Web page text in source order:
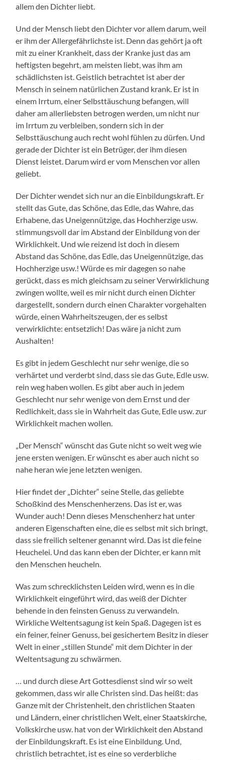
allem den Dichter liebt.
Und der Mensch liebt den Dichter vor allem darum, weil
er ihm der Allergefährlichste ist. Denn das gehört ja oft
mit zu einer Krankheit, dass der Kranke just das am
heftigsten begehrt, am meisten liebt, was ihm am
schädlichsten ist. Geistlich betrachtet ist aber der
Mensch in seinem natürlichen Zustand krank. Er ist in
einem Irrtum, einer Selbsttäuschung befangen, will
daher am allerliebsten betrogen werden, um nicht nur
im Irrtum zu verbleiben, sondern sich in der
Selbsttäuschung auch recht wohl fühlen zu dürfen. Und
gerade der Dichter ist ein Betrüger, der ihm diesen
Dienst leistet. Darum wird er vom Menschen vor allen
geliebt.
Der Dichter wendet sich nur an die Einbildungskraft. Er
stellt das Gute, das Schöne, das Edle, das Wahre, das
Erhabene, das Uneigennützige, das Hochherzige usw.
stimmungsvoll dar im Abstand der Einbildung von der
Wirklichkeit. Und wie reizend ist doch in diesem
Abstand das Schöne, das Edle, das Uneigennützige, das
Hochherzige usw.! Würde es mir dagegen so nahe
gerückt, dass es mich gleichsam zu seiner Verwirklichung
zwingen wollte, weil es mir nicht durch einen Dichter
dargestellt, sondern durch einen Charakter vorgehalten
würde, einen Wahrheitszeugen, der es selbst
verwirklichte: entsetzlich! Das wäre ja nicht zum
Aushalten!
Es gibt in jedem Geschlecht nur sehr wenige, die so
verhärtet und verderbt sind, dass sie das Gute, Edle usw.
rein weg haben wollen. Es gibt aber auch in jedem
Geschlecht nur sehr wenige von dem Ernst und der
Redlichkeit, dass sie in Wahrheit das Gute, Edle usw. zur
Wirklichkeit machen wollen.
„Der Mensch“ wünscht das Gute nicht so weit weg wie
jene ersten wenigen. Er wünscht es aber auch nicht so
nahe heran wie jene letzten wenigen.
Hier findet der „Dichter“ seine Stelle, das geliebte
Schoßkind des Menschenherzens. Das ist er, was
Wunder auch! Denn dieses Menschenherz hat unter
anderen Eigenschaften eine, die es selbst mit sich bringt,
dass sie freilich seltener genannt wird. Das ist die feine
Heuchelei. Und das kann eben der Dichter, er kann mit
den Menschen heucheln.
Was zum schrecklichsten Leiden wird, wenn es in die
Wirklichkeit eingeführt wird, das weiß der Dichter
behende in den feinsten Genuss zu verwandeln.
Wirkliche Weltentsagung ist kein Spaß. Dagegen ist es
ein feiner, feiner Genuss, bei gesichertem Besitz in dieser
Welt in einer „stillen Stunde“ mit dem Dichter in der
Weltentsagung zu schwärmen.
… und durch diese Art Gottesdienst sind wir so weit
gekommen, dass wir alle Christen sind. Das heißt: das
Ganze mit der Christenheit, den christlichen Staaten
und Ländern, einer christlichen Welt, einer Staatskirche,
Volkskirche usw. hat von der Wirklichkeit den Abstand
der Einbildungskraft. Es ist eine Einbildung. Und,
christlich betrachtet, ist es eine so verderbliche